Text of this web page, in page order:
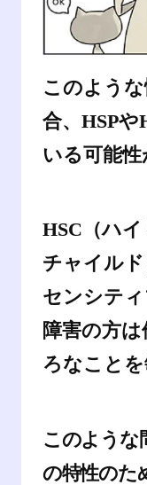
このよう
合、HSPや
いる可能性
HSC（ハ
チャイルド
センシテ
障害の方
ろなことを
このような
の特性のた